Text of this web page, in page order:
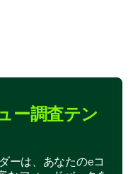
your perspective
do you find most
ー調査テン
ーは、あなたのeコ